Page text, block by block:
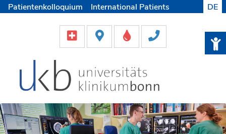
Patientenkolloquium
International Patients
Helfen & Spenden
Medien
DE